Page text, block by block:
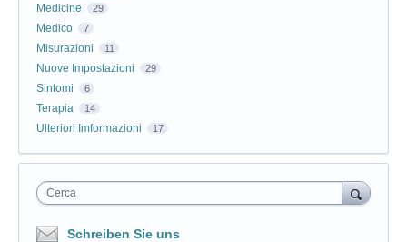
Medicine 29
Medico 7
Misurazioni 11
Nuove Impostazioni 29
Sintomi 6
Terapia 14
Ulteriori Imformazioni 17
Cerca
Schreiben Sie uns